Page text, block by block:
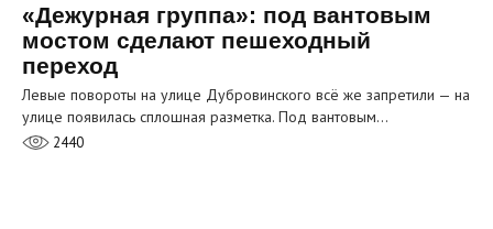
«Дежурная группа»: под вантовым
мостом сделают пешеходный
переход
Левые повороты на улице Дубровинского всё же запретили — на
улице появилась сплошная разметка. Под вантовым…
2440